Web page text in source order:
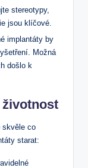
stereotypy,
jsou klíčové.
implantáty by
Možná
došlo k
skvěle co
starat: